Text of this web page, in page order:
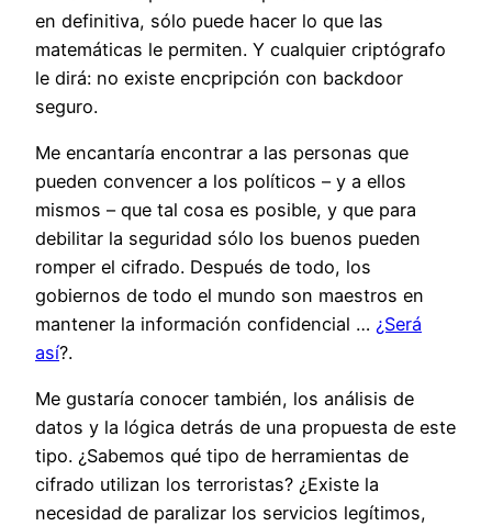
en definitiva, sólo puede hacer lo que las
matemáticas le permiten. Y cualquier criptógrafo
le dirá: no existe encpripción con backdoor
seguro.
Me encantaría encontrar a las personas que
pueden convencer a los políticos – y a ellos
mismos – que tal cosa es posible, y que para
debilitar la seguridad sólo los buenos pueden
romper el cifrado. Después de todo, los
gobiernos de todo el mundo son maestros en
mantener la información confidencial … ¿Será
así?.
Me gustaría conocer también, los análisis de
datos y la lógica detrás de una propuesta de este
tipo. ¿Sabemos qué tipo de herramientas de
cifrado utilizan los terroristas? ¿Existe la
necesidad de paralizar los servicios legítimos,